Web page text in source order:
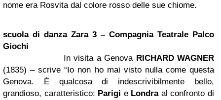
nome era Rosvita dal colore rosso delle sue chiome.
scuola di danza Zara 3 – Compagnia Teatrale Palco
Giochi
In visita a Genova RICHARD WAGNER
(1835) – scrive “Io non ho mai visto nulla come questa
Genova. È qualcosa di indescrivibilmente bello,
grandioso, caratteristico: Parigi e Londraal confronto di